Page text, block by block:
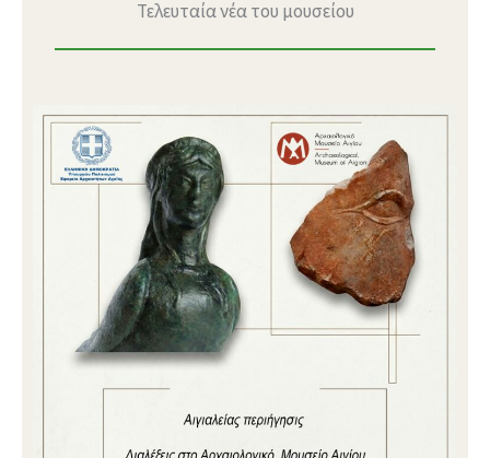
Τελευταία νέα του μουσείου